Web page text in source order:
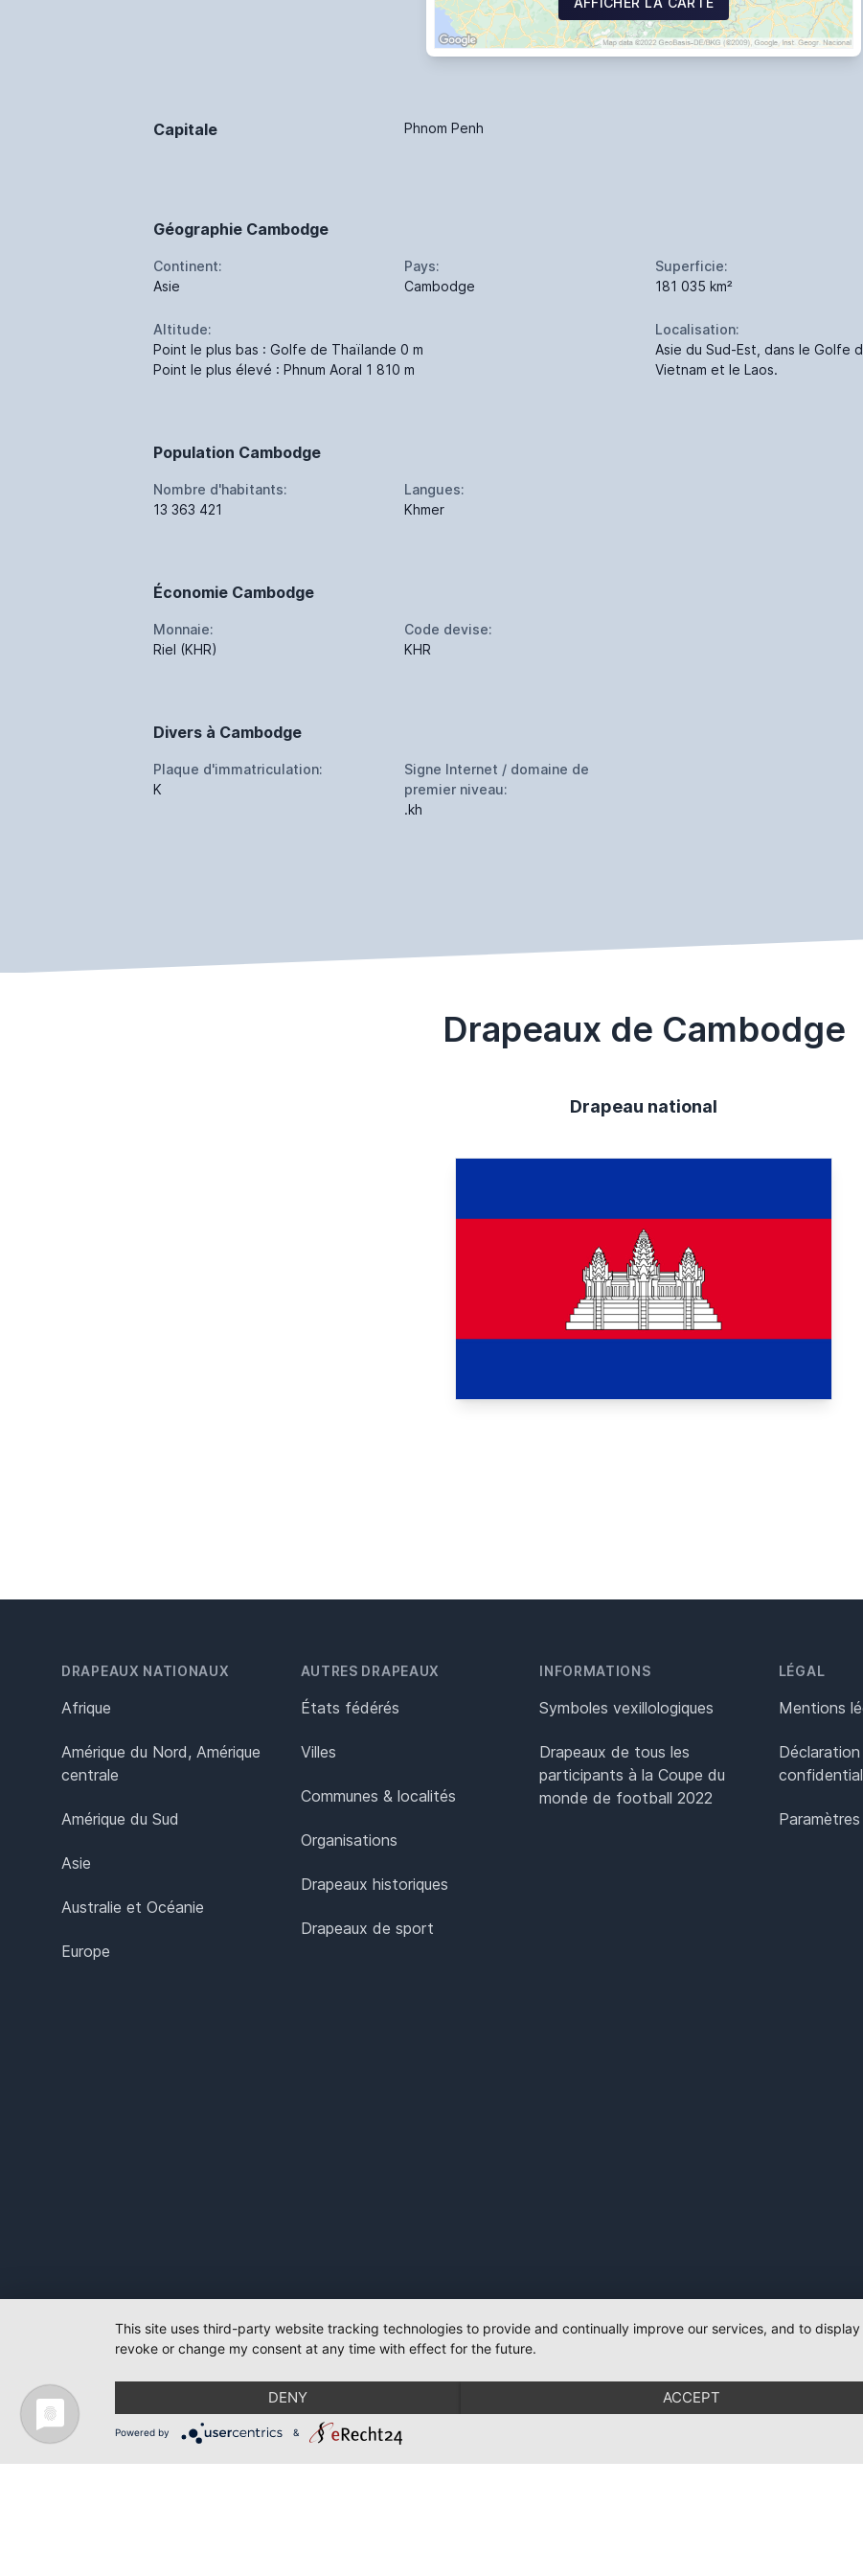
Capitale Phnom Penh
Géographie Cambodge
Continent:
Asie
Pays:
Cambodge
Superficie:
181 035 km²
Altitude:
Point le plus bas : Golfe de Thaïlande 0 m
Point le plus élevé : Phnum Aoral 1 810 m
Localisation:
Asie du Sud-Est, dans le Golfe
Vietnam et le Laos.
Population Cambodge
Nombre d'habitants:
13 363 421
Langues:
Khmer
Économie Cambodge
Monnaie:
Riel (KHR)
Code devise:
KHR
Divers à Cambodge
Plaque d'immatriculation:
K
Signe Internet / domaine de
premier niveau:
.kh
Drapeaux de Cambodge
Drapeau national
DRAPEAUX NATIONAUX
Afrique
Amérique du Nord, Amérique
centrale
Amérique du Sud
Asie
Australie et Océanie
Europe
AUTRES DRAPEAUX
États fédérés
Villes
Communes & localités
Organisations
Drapeaux historiques
Drapeaux de sport
INFORMATIONS
Symboles vexillologiques
Drapeaux de tous les
participants à la Coupe du
monde de football 2022
LÉGAL
Mentions
This site uses third-party website tracking technologies to provide and continually improve our services, and to
revoke or change my consent at any time with effect for the future.
DENY ACCEPT
Powered by &